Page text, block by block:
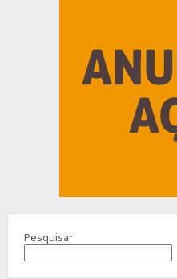
Pesquisar